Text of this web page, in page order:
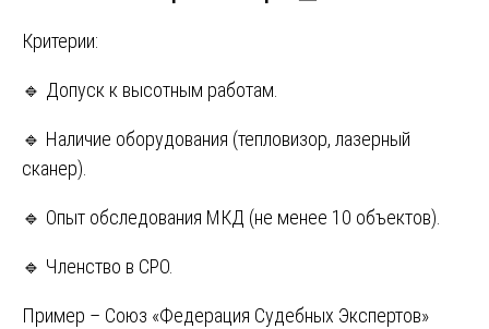
Критерии:
🔹 Допуск к высотным работам.
🔹 Наличие оборудования (тепловизор, лазерный
сканер).
🔹 Опыт обследования МКД (не менее 10 объектов).
🔹 Членство в СРО.
Пример – Союз «Федерация Судебных Экспертов»